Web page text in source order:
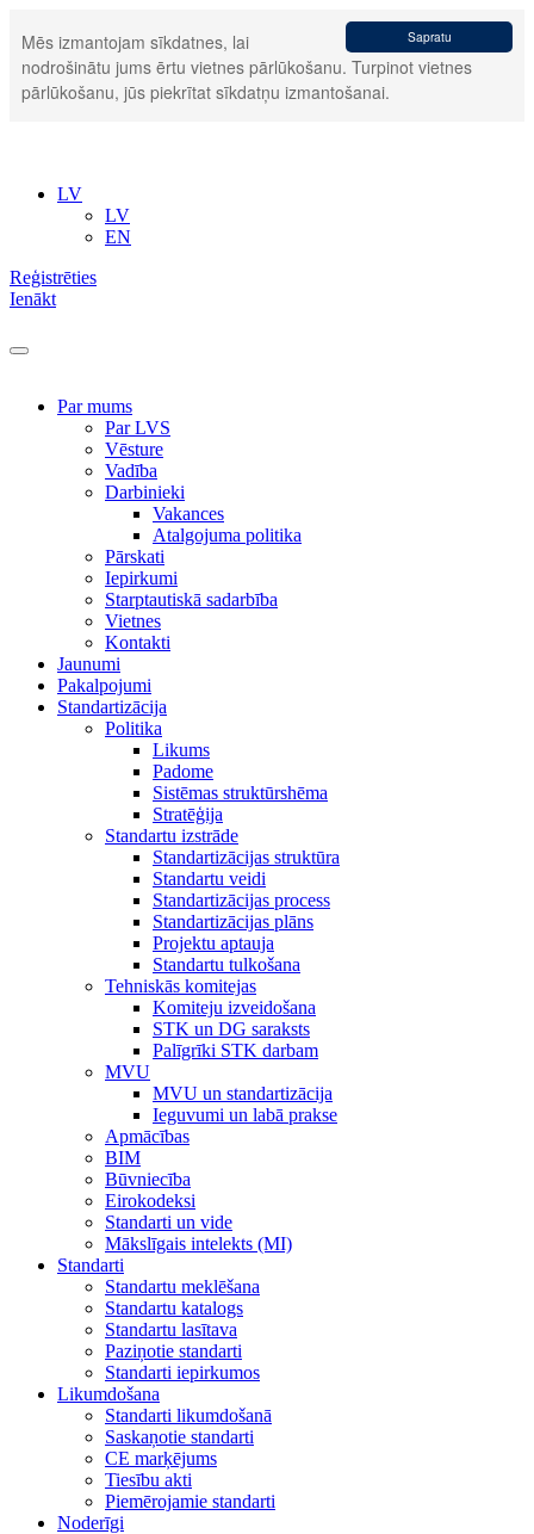
Sapratu
Mēs izmantojam sīkdatnes, lai
nodrošinātu jums ērtu vietnes pārlūkošanu. Turpinot vietnes
pārlūkošanu, jūs piekrītat sīkdatņu izmantošanai.
LV
LV
EN
Reģistrēties
Ienākt
Par mums
Par LVS
Vēsture
Vadība
Darbinieki
Vakances
Atalgojuma politika
Pārskati
Iepirkumi
Starptautiskā sadarbība
Vietnes
Kontakti
Jaunumi
Pakalpojumi
Standartizācija
Politika
Likums
Padome
Sistēmas struktūrshēma
Stratēģija
Standartu izstrāde
Standartizācijas struktūra
Standartu veidi
Standartizācijas process
Standartizācijas plāns
Projektu aptauja
Standartu tulkošana
Tehniskās komitejas
Komiteju izveidošana
STK un DG saraksts
Palīgrīki STK darbam
MVU
MVU un standartizācija
Ieguvumi un labā prakse
Apmācības
BIM
Būvniecība
Eirokodeksi
Standarti un vide
Mākslīgais intelekts (MI)
Standarti
Standartu meklēšana
Standartu katalogs
Standartu lasītava
Paziņotie standarti
Standarti iepirkumos
Likumdošana
Standarti likumdošanā
Saskaņotie standarti
CE marķējums
Tiesību akti
Piemērojamie standarti
Noderīgi